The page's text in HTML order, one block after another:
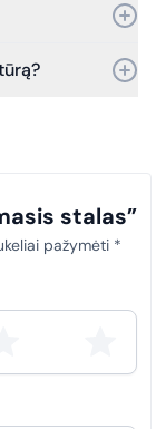
ir mes
siekiant
nuostatoms.
stalas”
pažymėti *